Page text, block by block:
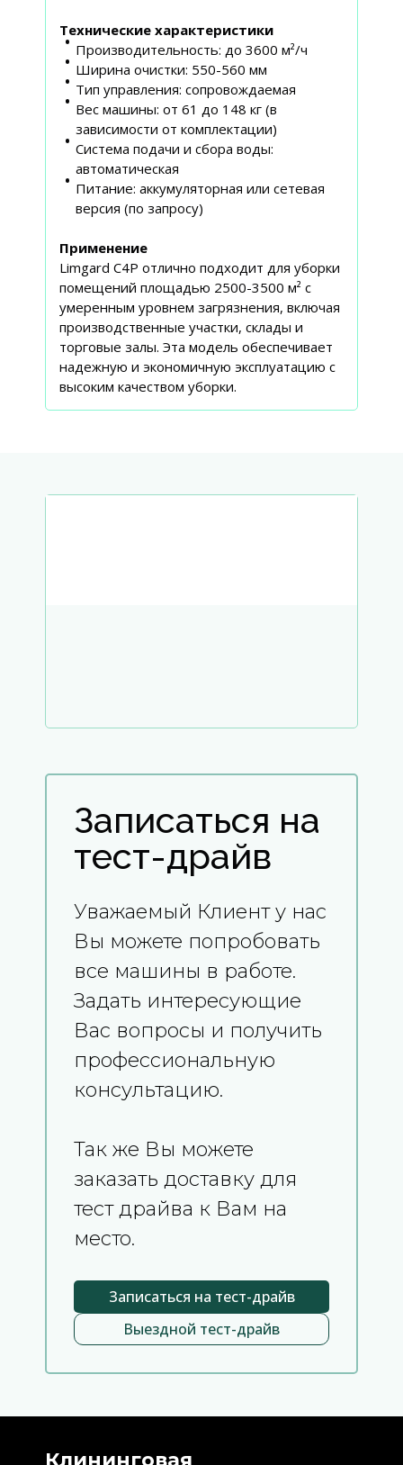
Технические характеристики
Производительность: до 3600 м²/ч
Ширина очистки: 550-560 мм
Тип управления: сопровождаемая
Вес машины: от 61 до 148 кг (в
зависимости от комплектации)
Система подачи и сбора воды:
автоматическая
Питание: аккумуляторная или сетевая
версия (по запросу)
Применение
Limgard C4P отлично подходит для уборки
помещений площадью 2500-3500 м² с
умеренным уровнем загрязнения, включая
производственные участки, склады и
торговые залы. Эта модель обеспечивает
надежную и экономичную эксплуатацию с
высоким качеством уборки.
Записаться на
тест-драйв
Уважаемый Клиент у нас
Вы можете попробовать
все машины в работе.
Задать интересующие
Вас вопросы и получить
профессиональную
консультацию.
Так же Вы можете
заказать доставку для
тест драйва к Вам на
место.
Записаться на тест-драйв
Выездной тест-драйв
Клининговая